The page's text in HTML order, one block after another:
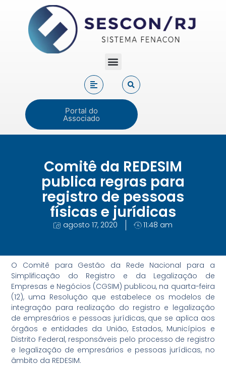
Portal do
Associado
Comitê da REDESIM
publica regras para
registro de pessoas
físicas e jurídicas
agosto 17, 2020 11:48 am
O Comitê para Gestão da Rede Nacional para a
Simplificação do Registro e da Legalização de
Empresas e Negócios (CGSIM) publicou, na quarta-feira
(12), uma Resolução que estabelece os modelos de
integração para realização do registro e legalização
de empresários e pessoas jurídicas, que se aplica aos
órgãos e entidades da União, Estados, Municípios e
Distrito Federal, responsáveis pelo processo de registro
e legalização de empresários e pessoas jurídicas, no
âmbito da REDESIM.